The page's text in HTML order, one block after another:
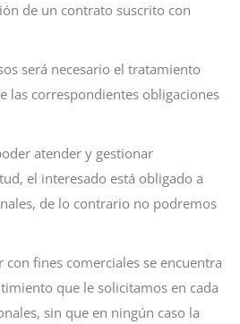
de un contrato suscrito con
será necesario el tratamiento
las correspondientes obligaciones
atender y gestionar
el interesado está obligado a
de lo contrario no podremos
fines comerciales se encuentra
que le solicitamos en cada
sin que en ningún caso la